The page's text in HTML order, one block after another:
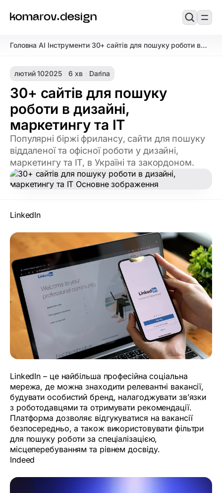
Головна/AI Інструменти/30+ сайтів для пошуку роботи в
лютий 102025 6 хв Darina
30+ сайтів для пошуку
роботи в дизайні,
маркетингу та IT
Популярні біржі фрилансу, сайти для пошуку
віддаленої та офісної роботи у дизайні,
маркетингу та IT, в Україні та закордоном.
LinkedIn
LinkedIn – це найбільша професійна соціальна
мережа, де можна знаходити релевантні вакансії,
будувати особистий бренд, налагоджувати зв’язки
з роботодавцями та отримувати рекомендації.
Платформа дозволяє відгукуватися на вакансії
безпосередньо, а також використовувати фільтри
для пошуку роботи за спеціалізацією,
місцеперебуванням та рівнем досвіду.
Indeed